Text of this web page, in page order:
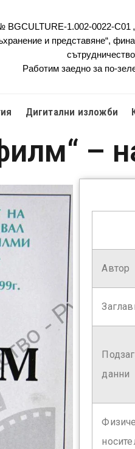
BGCULTURE-1.002-0022-C01
и представяне“,
Работим заедно за по-
Дигитални изложби
–
Автор
данни